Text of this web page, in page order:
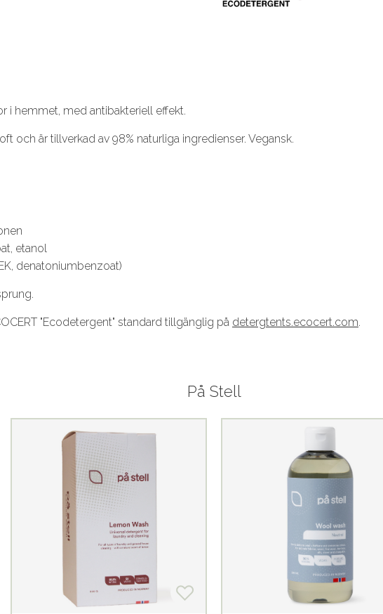
i hemmet, med antibakteriell effekt.
och är tillverkad av 98% naturliga ingredienser. Vegansk.
etanol
denatoniumbenzoat)
"Ecodetergent" standard tillgänglig på detergtents.ecocert.com.
På Stell